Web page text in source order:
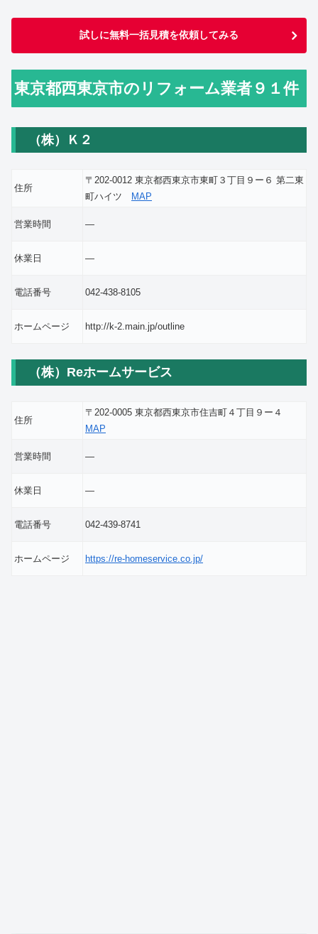
試しに無料一括見積を依頼してみる
東京都西東京市のリフォーム業者９１件
（株）Ｋ２
住所
〒202-0012 東京都西東京市東町３丁目９ー６ 第二東
町ハイツ
MAP
営業時間 ―
休業日 ―
電話番号 042-438-8105
ホームページ http://k-2.main.jp/outline
（株）Reホームサービス
住所
〒202-0005 東京都西東京市住吉町４丁目９ー４
MAP
営業時間 ―
休業日 ―
電話番号 042-439-8741
ホームページ https://re-homeservice.co.jp/